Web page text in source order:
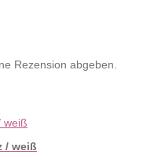
Rezension abgeben.
/ weiß